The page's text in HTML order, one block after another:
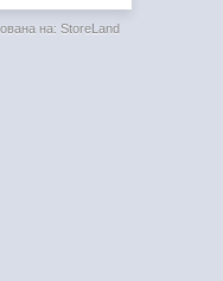
на: StoreLand